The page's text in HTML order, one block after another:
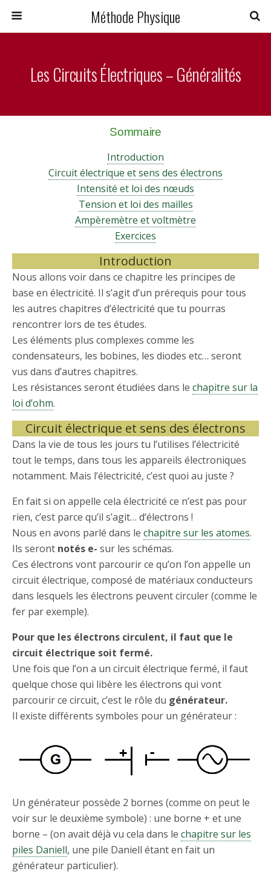
Méthode Physique
Les Circuits Électriques – Généralités
Sommaire
Introduction
Circuit électrique et sens des électrons
Intensité et loi des nœuds
Tension et loi des mailles
Ampèremètre et voltmètre
Exercices
Introduction
Nous allons voir dans ce chapitre les principes de
base en électricité. Il s’agit d’un prérequis pour tous
les autres chapitres d’électricité que tu pourras
rencontrer lors de tes études.
Les éléments plus complexes comme les
condensateurs, les bobines, les diodes etc… seront
vus dans d’autres chapitres.
Les résistances seront étudiées dans le chapitre sur la
loi d’ohm.
Circuit électrique et sens des électrons
Dans la vie de tous les jours tu l’utilises l’électricité
tout le temps, dans tous les appareils électroniques
notamment. Mais l’électricité, c’est quoi au juste ?
En fait si on appelle cela électricité ce n’est pas pour
rien, c’est parce qu’il s’agit… d’électrons !
Nous en avons parlé dans le chapitre sur les atomes.
Ils seront notés e- sur les schémas.
Ces électrons vont parcourir ce qu’on l’on appelle un
circuit électrique, composé de matériaux conducteurs
dans lesquels les électrons peuvent circuler (comme le
fer par exemple).
Pour que les électrons circulent, il faut que le
circuit électrique soit fermé.
Une fois que l’on a un circuit électrique fermé, il faut
quelque chose qui libère les électrons qui vont
parcourir ce circuit, c’est le rôle du générateur.
Il existe différents symboles pour un générateur :
Un générateur possède 2 bornes (comme on peut le
voir sur le deuxième symbole) : une borne + et une
borne – (on avait déjà vu cela dans le chapitre sur les
piles Daniell, une pile Daniell étant en fait un
générateur particulier).